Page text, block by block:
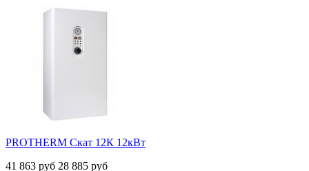
PROTHERM Скат 12К 12кВт
41 863 руб 28 885 руб